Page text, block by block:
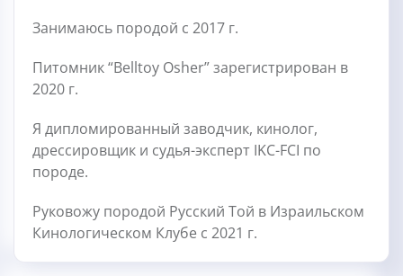
Занимаюсь породой с 2017 г.
Питомник “Belltoy Osher” зарегистрирован в
2020 г.
Я дипломированный заводчик, кинолог,
дрессировщик и судья-эксперт IKC-FCI по
породе.
Руковожу породой Русский Той в Израильском
Кинологическом Клубе с 2021 г.